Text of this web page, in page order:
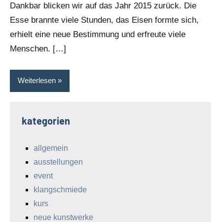
Dankbar blicken wir auf das Jahr 2015 zurück. Die
Esse brannte viele Stunden, das Eisen formte sich,
erhielt eine neue Bestimmung und erfreute viele
Menschen. […]
Weiterlesen
kategorien
allgemein
ausstellungen
event
klangschmiede
kurs
neue kunstwerke